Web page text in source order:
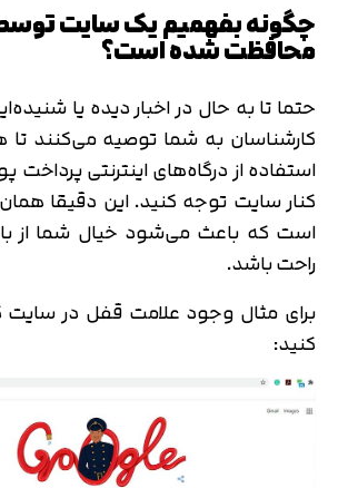
محافظت شده است؟
حتما تا به حال در اخبار دیده‌ یا
کارشناسان به شما توصیه می‌کنند
استفاده از درگاه‌های اینترنتی
است که باعث می‌شود خیال شما از
راحت باشد.
برای مثال وجود علامت قفل در
کنید: